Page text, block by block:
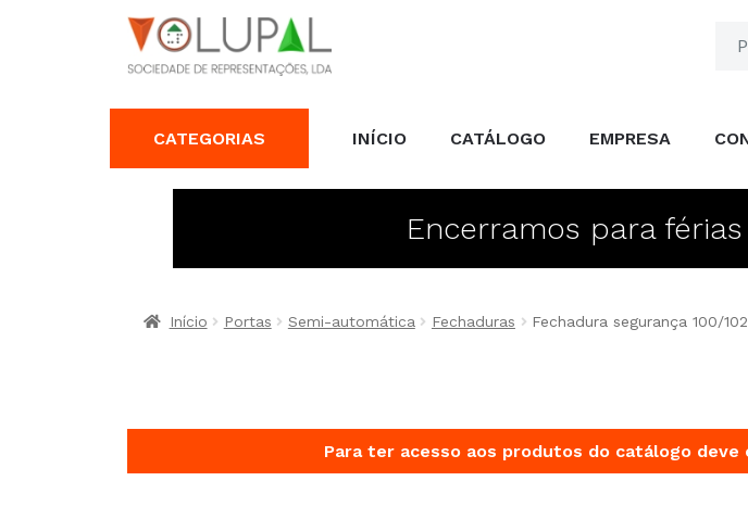
CATEGORIAS INÍCIO CATÁLOGO EMPRESA
Encerramos para
Início Portas Semi-automática Fechaduras Fechadura segurança 100/
Para ter acesso aos produtos do catálogo